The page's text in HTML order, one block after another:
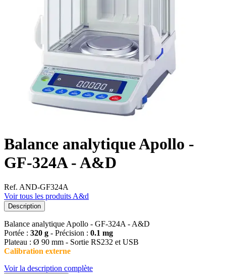
Balance analytique Apollo -
GF-324A - A&D
Ref. AND-GF324A
Voir tous les produits A&d
Description
Balance analytique Apollo - GF-324A - A&D
Portée : 320 g - Précision : 0.1 mg
Plateau : Ø 90 mm - Sortie RS232 et USB
Calibration externe
Voir la description complète